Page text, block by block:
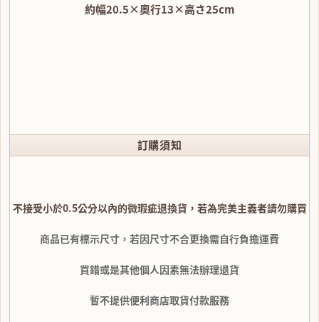
約幅20.5×奧行13×高さ25cm
訂購須知
不接受小於0.5公分以內的微瑕疵退換貨，若為完美主義者請勿購買
商品已有標示尺寸，若因尺寸不合更換需自行負擔運費
買錯或是其他個人因素無法辦理退貨
暫不提供便利商店取貨付款服務